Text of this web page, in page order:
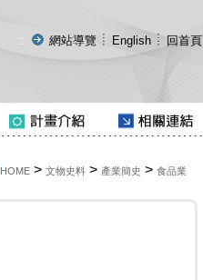
::: 網站導覽 English 回首頁
HOME> 文物史料> 產業簡史 > 食品業